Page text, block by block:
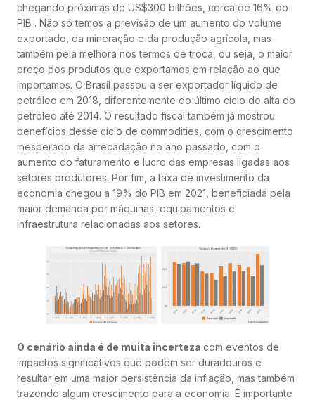
chegando próximas de US$300 bilhões, cerca de 16% do
PIB . Não só temos a previsão de um aumento do volume
exportado, da mineração e da produção agrícola, mas
também pela melhora nos termos de troca, ou seja, o maior
preço dos produtos que exportamos em relação ao que
importamos. O Brasil passou a ser exportador líquido de
petróleo em 2018, diferentemente do último ciclo de alta do
petróleo até 2014. O resultado fiscal também já mostrou
benefícios desse ciclo de commodities, com o crescimento
inesperado da arrecadação no ano passado, com o
aumento do faturamento e lucro das empresas ligadas aos
setores produtores. Por fim, a taxa de investimento da
economia chegou a 19% do PIB em 2021, beneficiada pela
maior demanda por máquinas, equipamentos e
infraestrutura relacionadas aos setores.
O cenário ainda é de muita incerteza com eventos de
impactos significativos que podem ser duradouros e
resultar em uma maior persistência da inflação, mas também
trazendo algum crescimento para a economia. É importante